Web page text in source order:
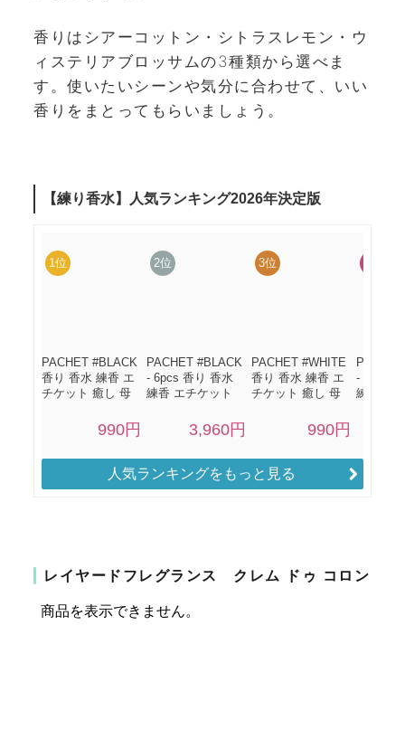
香りはシアーコットン・シトラスレモン・ウ
ィステリアブロッサムの3種類から選べま
す。使いたいシーンや気分に合わせて、いい
香りをまとってもらいましょう。
人気ランキングをもっと見る
レイヤードフレグランス クレム ドゥ コロン